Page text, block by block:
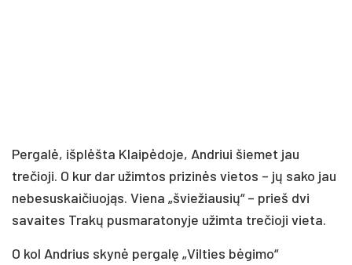
Pergalė, išplėšta Klaipėdoje, Andriui šiemet jau
trečioji. O kur dar užimtos prizinės vietos – jų sako jau
nebesuskaičiuojąs. Viena „šviežiausių“ – prieš dvi
savaites Trakų pusmaratonyje užimta trečioji vieta.
O kol Andrius skynė pergalę „Vilties bėgimo“